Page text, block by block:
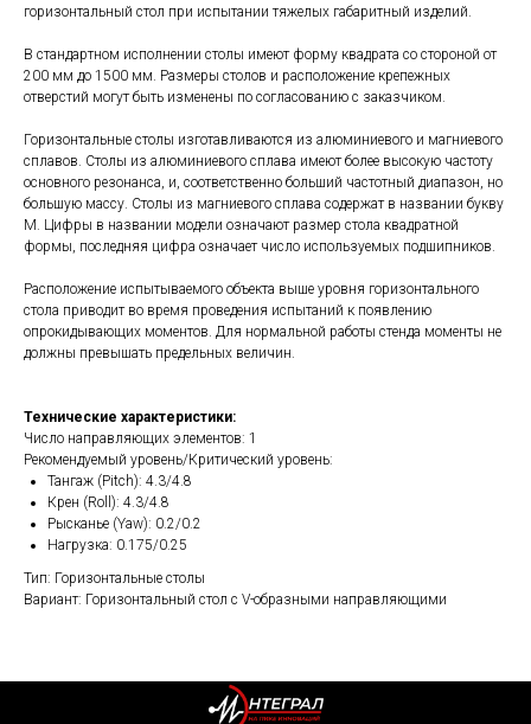
горизонтальный стол при испытании тяжелых габаритный изделий.
В стандартном исполнении столы имеют форму квадрата со стороной от
200 мм до 1500 мм. Размеры столов и расположение крепежных
отверстий могут быть изменены по согласованию с заказчиком.
Горизонтальные столы изготавливаются из алюминиевого и магниевого
сплавов. Столы из алюминиевого сплава имеют более высокую частоту
основного резонанса, и, соответственно больший частотный диапазон, но
большую массу. Столы из магниевого сплава содержат в названии букву
M. Цифры в названии модели означают размер стола квадратной
формы, последняя цифра означает число используемых подшипников.
Расположение испытываемого объекта выше уровня горизонтального
стола приводит во время проведения испытаний к появлению
опрокидывающих моментов. Для нормальной работы стенда моменты не
должны превышать предельных величин.
Технические характеристики:
Число направляющих элементов: 1
Рекомендуемый уровень/Критический уровень:
Тангаж (Pitch): 4.3/4.8
Крен (Roll): 4.3/4.8
Рысканье (Yaw): 0.2/0.2
Нагрузка: 0.175/0.25
Тип: Горизонтальные столы
Вариант: Горизонтальный стол с V-образными направляющими